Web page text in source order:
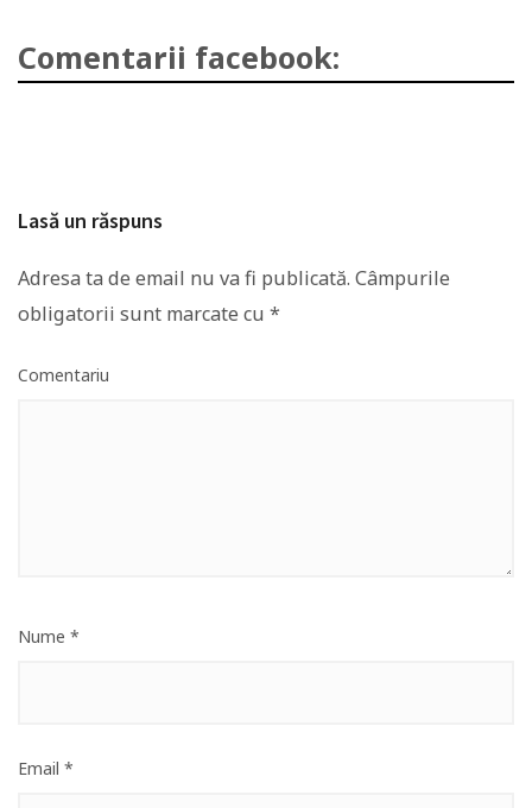
Comentarii facebook:
Lasă un răspuns
Adresa ta de email nu va fi publicată. Câmpurile
obligatorii sunt marcate cu *
Comentariu
Nume *
Email *